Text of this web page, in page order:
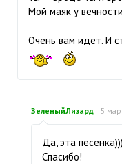
Мой маяк у
Очень вам идет. И
ЗеленыйЛизард 5
Да, эта песенка)))
Спасибо!